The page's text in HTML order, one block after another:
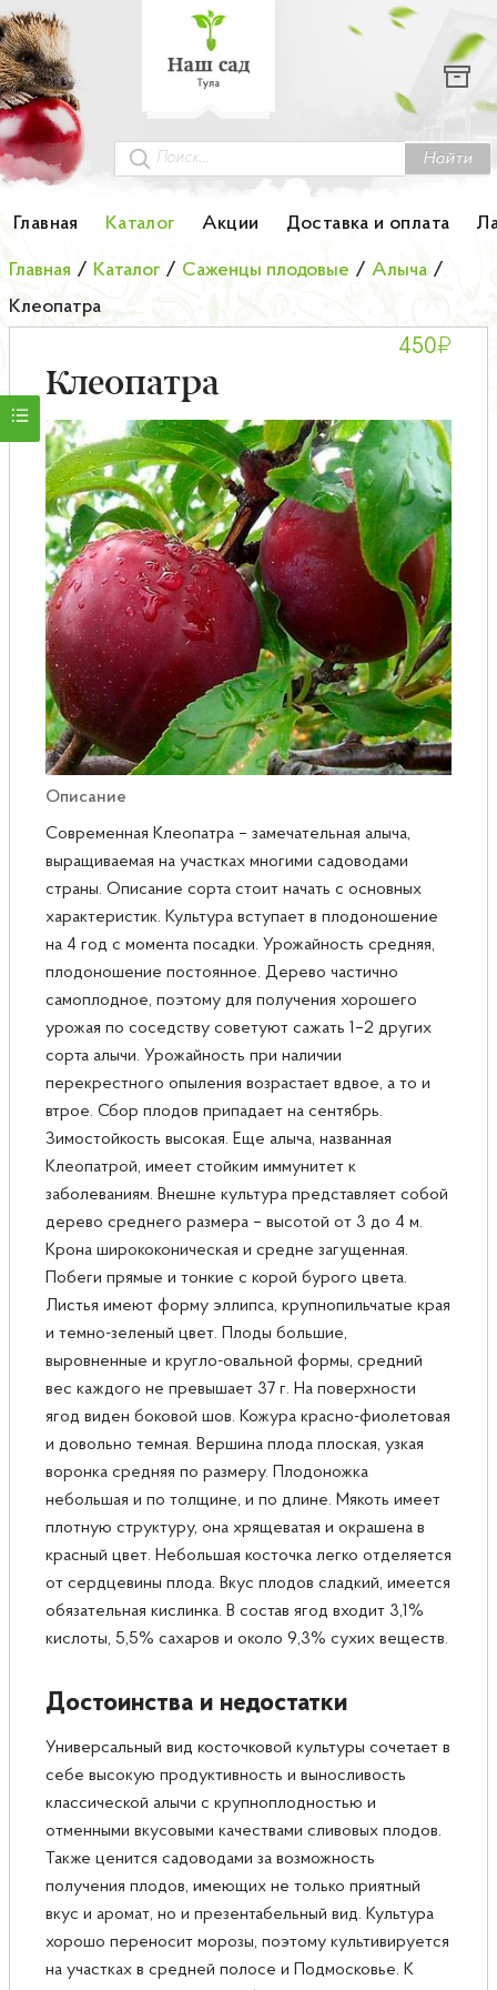
Найти
Главная Каталог Акции Доставка и оплата
Каталог
Гортензии
Грунты
Колоновидные деревья
Лук-севок
Малина
Мини-деревья
НОВИНКА Английские и Японские розы
Саженцы плодовые
Сирень
Главная / Каталог / Саженцы плодовые / Алыча /
Клеопатра
Клеопатра
450₽
Описание
Современная Клеопатра – замечательная алыча,
выращиваемая на участках многими садоводами
страны. Описание сорта стоит начать с основных
характеристик. Культура вступает в плодоношение
на 4 год с момента посадки. Урожайность средняя,
плодоношение постоянное. Дерево частично
самоплодное, поэтому для получения хорошего
урожая по соседству советуют сажать 1–2 других
сорта алычи. Урожайность при наличии
перекрестного опыления возрастает вдвое, а то и
втрое. Сбор плодов припадает на сентябрь.
Зимостойкость высокая. Еще алыча, названная
Клеопатрой, имеет стойким иммунитет к
заболеваниям. Внешне культура представляет собой
дерево среднего размера – высотой от 3 до 4 м.
Крона ширококоническая и средне загущенная.
Побеги прямые и тонкие с корой бурого цвета.
Листья имеют форму эллипса, крупнопильчатые края
и темно-зеленый цвет. Плоды большие,
выровненные и кругло-овальной формы, средний
вес каждого не превышает 37 г. На поверхности
ягод виден боковой шов. Кожура красно-фиолетовая
и довольно темная. Вершина плода плоская, узкая
воронка средняя по размеру. Плодоножка
небольшая и по толщине, и по длине. Мякоть имеет
плотную структуру, она хрящеватая и окрашена в
красный цвет. Небольшая косточка легко отделяется
от сердцевины плода. Вкус плодов сладкий, имеется
обязательная кислинка. В состав ягод входит 3,1%
кислоты, 5,5% сахаров и около 9,3% сухих веществ.
Достоинства и недостатки
Универсальный вид косточковой культуры сочетает в
себе высокую продуктивность и выносливость
классической алычи с крупноплодностью и
отменными вкусовыми качествами сливовых плодов.
Также ценится садоводами за возможность
получения плодов, имеющих не только приятный
вкус и аромат, но и презентабельный вид. Культура
хорошо переносит морозы, поэтому культивируется
на участках в средней полосе и Подмосковье. К